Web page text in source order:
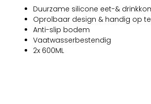
Duurzame silicone eet-&
Oprolbaar design & handig op
Anti-slip bodem
Vaatwasserbestendig
2x 600ML